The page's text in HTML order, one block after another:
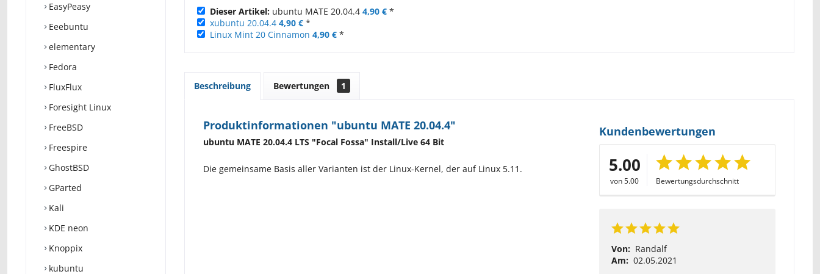
EasyPeasy
Eeebuntu
elementary
Fedora
FluxFlux
Foresight Linux
FreeBSD
Freespire
GhostBSD
GParted
Kali
KDE neon
Knoppix
kubuntu
Dieser Artikel: ubuntu MATE 20.04.4 4,90 € *
xubuntu 20.04.4 4,90 € *
Linux Mint 20 Cinnamon 4,90 € *
Beschreibung Bewertungen 1
Produktinformationen "ubuntu MATE 20.04.4"
ubuntu MATE 20.04.4 LTS "Focal Fossa" Install/Live 64 Bit
Die gemeinsame Basis aller Varianten ist der Linux-Kernel, der auf Linux 5.11.
Kundenbewertungen
5.00
von 5.00 Bewertungsdurchschnitt
Von: Randalf
Am: 02.05.2021